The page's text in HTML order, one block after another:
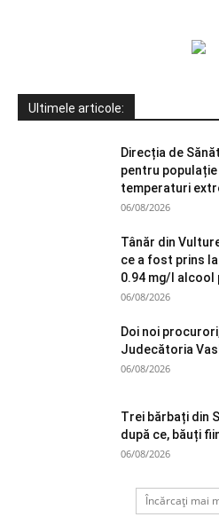
Ultimele articole:
Direcția de
pentru
temperaturi
06/08/2026
Tânăr din
ce a fost prins
0.94 mg/l alcool
06/08/2026
Doi noi
Judecătoria
06/08/2026
Trei bărbați din
după ce, băuți
06/08/2026
Încărcați mai